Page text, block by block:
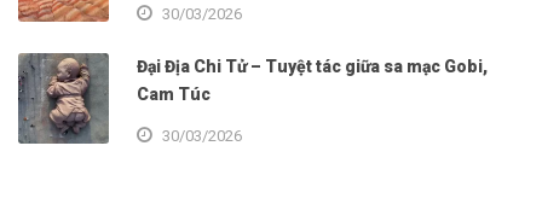
30/03/2026
Đại Địa Chi Tử – Tuyệt tác giữa sa mạc Gobi,
Cam Túc
30/03/2026